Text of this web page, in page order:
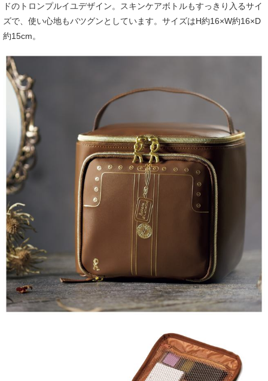
ドのトロンプルイユデザイン。スキンケアボトルもすっきり入るサイ
ズで、使い心地もバツグンとしています。サイズはH約16×W約16×D
約15cm。